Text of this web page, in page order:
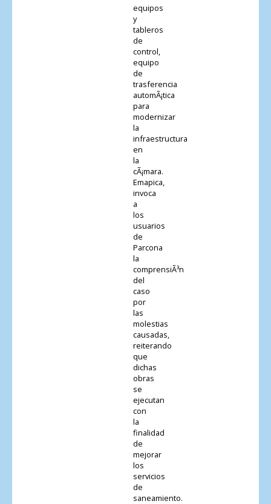
equipos
y
tableros
de
control,
equipo
de
trasferencia
automÃ¡tica
para
modernizar
la
infraestructura
en
la
cÃ¡mara.
Emapica,
invoca
a
los
usuarios
de
Parcona
la
comprensiÃ³n
del
caso
por
las
molestias
causadas,
reiterando
que
dichas
obras
se
ejecutan
con
la
finalidad
de
mejorar
los
servicios
de
saneamiento.